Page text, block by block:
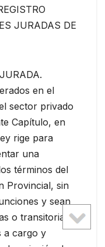
JURADAS DE
en el
sector privado
Capítulo, en
rige para
una
términos del
Provincial, sin
y sean
o transitorias,
a cargo y